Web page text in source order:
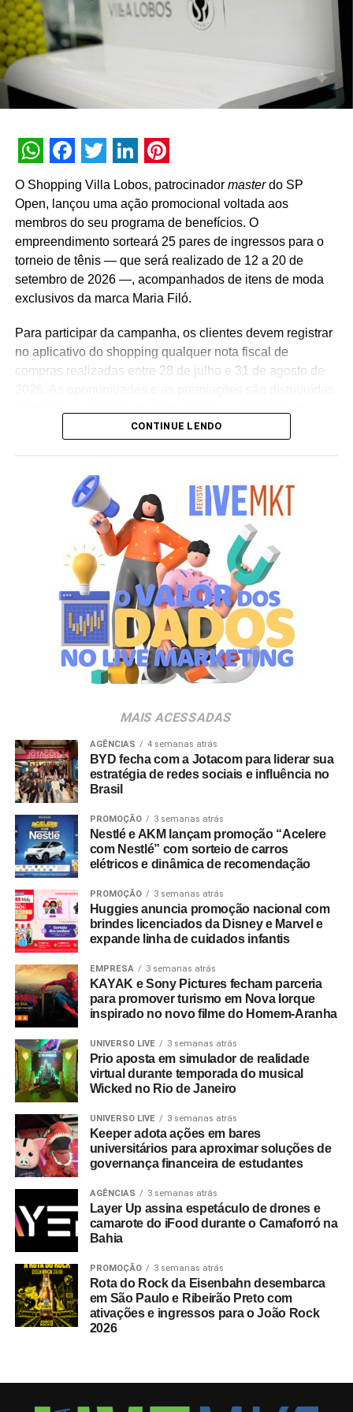
gerente da Torrefação Cooxupé.
A promoção abrange todas as linhas de produtos da
marca em todo o território nacional. Para concorrer aos
comprovantes fiscais pelo site oficial ou via WhatsApp.
distribuição de R$ 10 mil toda semana e o sorteio final de
fosse muito mais do que um incentivo de compra. Ela
precisava reforçar os atributos da marca, gerar conversa e
manter o Café Evolutto presente na rotina das pessoas. A
combinação entre mecânica simples, premiações
atrativas, comunicação integrada e a chegada do Edu
Guedes nos permite manter a marca presente na rotina
do consumidor durante todo o período da campanha”,
Cooxupé.
WhatsApp
Facebook
Twitter
LinkedIn
Pinterest
O Shopping Villa Lobos, patrocinador masterdo SP
Open, lançou uma ação promocional voltada aos
membros do seu programa de benefícios. O
empreendimento sorteará 25 pares de ingressos para o
torneio de tênis — que será realizado de 12 a 20 de
setembro de 2026 —, acompanhados de itens de moda
exclusivos da marca Maria Filó.
Para participar da campanha, os clientes devem registrar
no aplicativo do shopping qualquer nota fiscal de
compras realizadas entre 28 de julho e 31 de agosto de
de setembro de 2026. Após a divulgação do resultado
oficial, os vencedores terão até o dia 16 de setembro para
realizar a retirada presencial dos ingressos e brindes no
espaço Villa Atende, localizado no piso G1 do shopping.
“O SP Open é um torneio muito relevante para a cidade e
para essa região. Como estamos no evento de forma tão
profunda, nada mais justo do que proporcionar essa
experiência para alguns dos nossos clientes fiéis”,
destaca Aline Ivanov, gerente de marketing do Shopping
Villa Lobos.
Para ingressar no programa e participar do sorteio, os
Shopping Villa Lobos, efetuar o cadastro e enviar
comprovantes fiscais de qualquer valor. O regulamento
completo está disponível no site do empreendimento.
CONTINUE LENDO
MAIS ACESSADAS
AGÊNCIAS 4 semanas atrás
BYD fecha com a Jotacom para liderar sua
estratégia de redes sociais e influência no
Brasil
PROMOÇÃO 3 semanas atrás
Nestlé e AKM lançam promoção “Acelere
com Nestlé” com sorteio de carros
elétricos e dinâmica de recomendação
PROMOÇÃO 3 semanas atrás
Huggies anuncia promoção nacional com
brindes licenciados da Disney e Marvel e
expande linha de cuidados infantis
EMPRESA 3 semanas atrás
KAYAK e Sony Pictures fecham parceria
para promover turismo em Nova Iorque
inspirado no novo filme do Homem-Aranha
UNIVERSO LIVE 3 semanas atrás
Prio aposta em simulador de realidade
virtual durante temporada do musical
Wicked no Rio de Janeiro
UNIVERSO LIVE 3 semanas atrás
Keeper adota ações em bares
universitários para aproximar soluções de
governança financeira de estudantes
AGÊNCIAS 3 semanas atrás
Layer Up assina espetáculo de drones e
camarote do iFood durante o Camaforró na
Bahia
PROMOÇÃO 3 semanas atrás
Rota do Rock da Eisenbahn desembarca
em São Paulo e Ribeirão Preto com
ativações e ingressos para o João Rock
2026